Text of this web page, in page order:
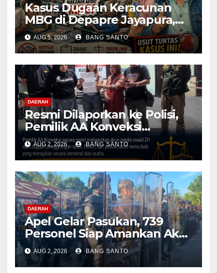
Kasus Dugaan Keracunan
MBG di Depapre Jayapura,
Aktivis Papua Minta
Operasional Dapur
Dihentikan & Evaluasi
Menyeluruh
AUG 5, 2026 BANG SANTO
DAERAH
Resmi Dilaporkan ke Polisi,
Pemilik AA Konveksi
Didampingi Tim Advokat
Lentera Netizen Indonesia (L-
NET-ID)
AUG 2, 2026 BANG SANTO
DAERAH
Apel Gelar Pasukan, 739
Personel Siap Amankan Aksi
Damai KNPB di Kantor MRP
Papua Tengah
AUG 2, 2026 BANG SANTO